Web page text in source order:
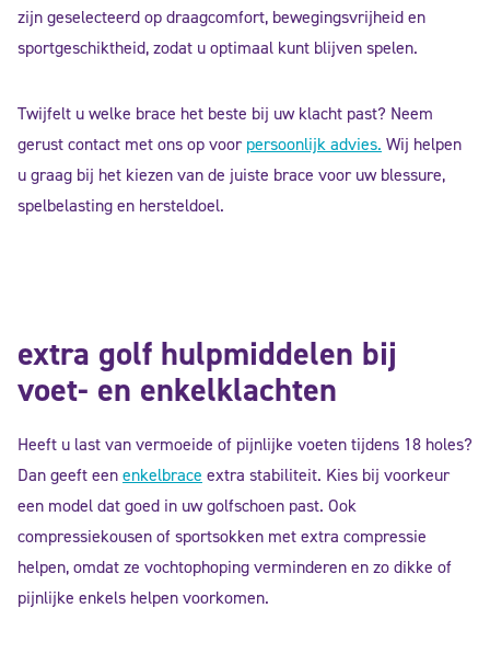
zijn geselecteerd op draagcomfort, bewegingsvrijheid en
sportgeschiktheid, zodat u optimaal kunt blijven spelen.
Twijfelt u welke brace het beste bij uw klacht past? Neem
gerust contact met ons op voorpersoonlijk advies. Wij helpen
u graag bij het kiezen van de juiste brace voor uw blessure,
spelbelasting en hersteldoel.
extra golf hulpmiddelen bij
voet- en enkelklachten
Heeft u last van vermoeide of pijnlijke voeten tijdens 18 holes?
Dan geeft eenenkelbrace extra stabiliteit. Kies bij voorkeur
een model dat goed in uw golfschoen past. Ook
compressiekousen of sportsokken met extra compressie
helpen, omdat ze vochtophoping verminderen en zo dikke of
pijnlijke enkels helpen voorkomen.